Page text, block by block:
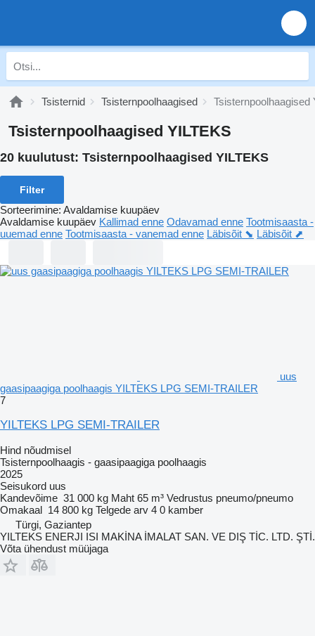
Tsisternid Tsisternpoolhaagised Tsisternpoolhaagised
Tsisternpoolhaagised YILTEKS
20 kuulutust: Tsisternpoolhaagised YILTEKS
Filter
Sorteerimine: Avaldamise kuupäev
Avaldamise kuupäev Kallimad enne Odavamad enne Tootmisaasta -
uuemad enne Tootmisaasta - vanemad enne Läbisõit ⬊ Läbisõit ⬈
uus
gaasipaagiga poolhaagis YILTEKS LPG SEMI-TRAILER
7
YILTEKS LPG SEMI-TRAILER
Hind nõudmisel
Tsisternpoolhaagis - gaasipaagiga poolhaagis
2025
Seisukord uus
Kandevõime 31 000 kg Maht 65 m³ Vedrustus pneumo/pneumo
Omakaal 14 800 kg Telgede arv 4 0 kamber
Türgi, Gaziantep
YILTEKS ENERJI ISI MAKİNA İMALAT SAN. VE DIŞ TİC. LTD. ŞTİ.
Võta ühendust müüjaga